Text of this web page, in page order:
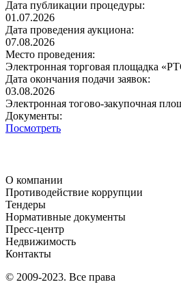
Дата публикации процедуры:
01.07.2026
Дата проведения аукциона:
07.08.2026
Место проведения:
Электронная торговая площадка
Дата окончания подачи заявок:
03.08.2026
Электронная тогово-закупочная
Документы:
Посмотреть
О компании
Противодействие коррупции
Тендеры
Нормативные документы
Пресс-центр
Недвижимость
Контакты
© 2009-2023. Все права